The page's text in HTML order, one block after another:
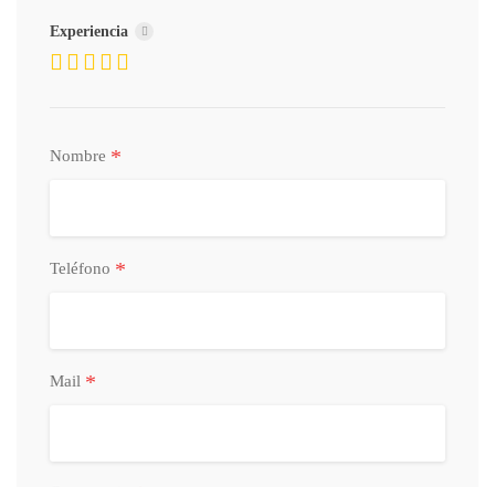
Experiencia
Nombre *
Teléfono *
Mail *